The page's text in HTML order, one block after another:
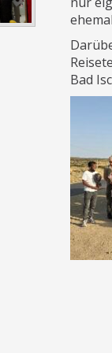
Bad